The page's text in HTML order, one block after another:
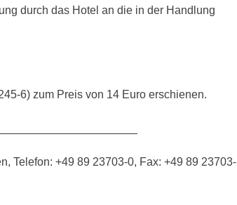
durch das Hotel an die in der Handlung
6) zum Preis von 14 Euro erschienen.
Telefon: +49 89 23703-0, Fax: +49 89 23703-